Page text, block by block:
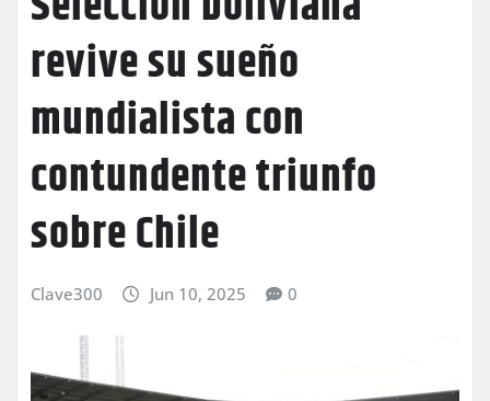
revive su sueño
mundialista con
contundente triunfo
sobre Chile
Clave300 Jun 10, 2025 0